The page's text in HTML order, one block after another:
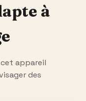
à
appareil
des